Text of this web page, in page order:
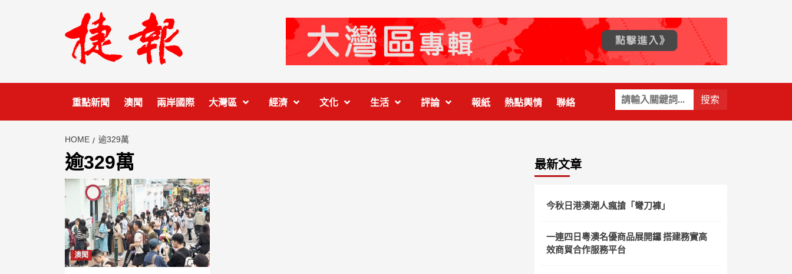
關
鍵
字:
重點新聞 澳聞 兩岸國際 大灣區 經濟 文化 生活 評論 報紙 熱點輿情 聯絡
HOME 逾329萬
逾329萬
澳聞
最新文章
今秋日港澳潮人瘋搶「彎刀褲」
一連四日粵澳名優商品展開鑼 搭建務實高
效商貿合作服務平台